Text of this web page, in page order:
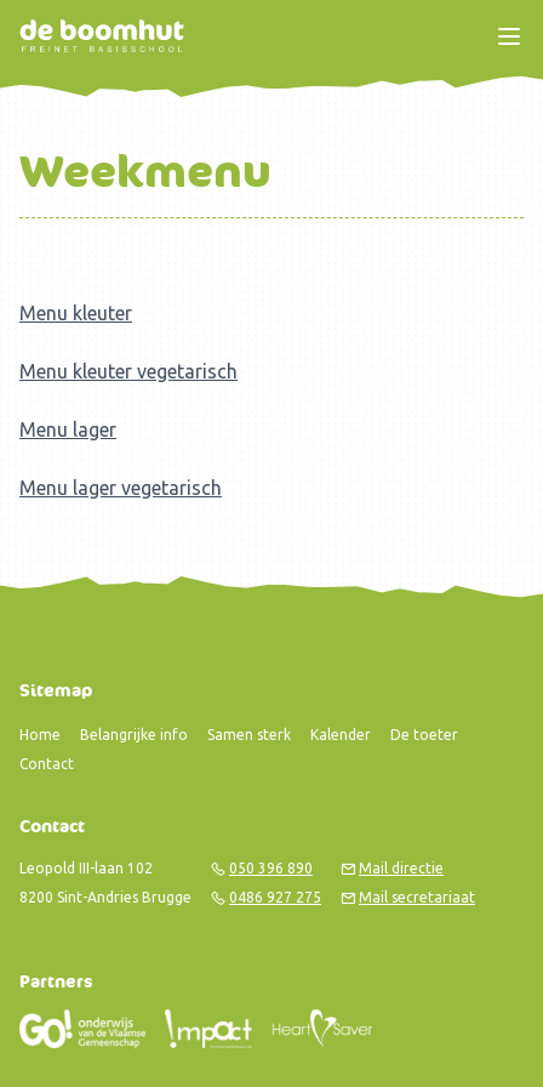
Weekmenu
Menu kleuter
Menu kleuter vegetarisch
Menu lager
Menu lager vegetarisch
Sitemap
Home Belangrijke info Samen sterk Kalender
De toeter
Contact
Contact
Leopold III-laan 102
8200 Sint-Andries Brugge
050 396 890
0486 927 275
Mail directie
Mail secretariaat
Partners